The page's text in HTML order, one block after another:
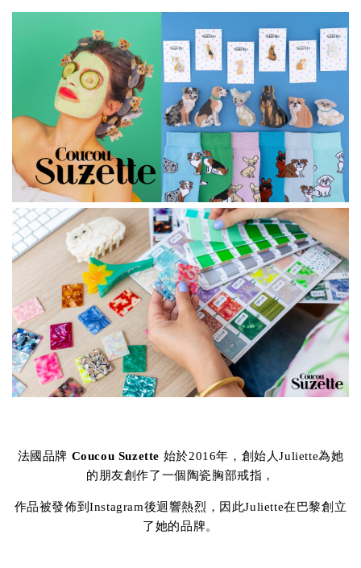
法國品牌 Coucou Suzette 始於2016年，創始人Juliette為她
的朋友創作了一個陶瓷胸部戒指，
作品被發佈到Instagram後迴響熱烈，因此Juliette在巴黎創立
了她的品牌。